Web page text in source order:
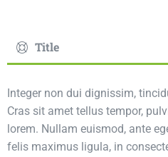
Title
Integer non dui dignissim,
Cras sit amet tellus tempor,
lorem. Nullam euismod, ante
felis maximus ligula, in